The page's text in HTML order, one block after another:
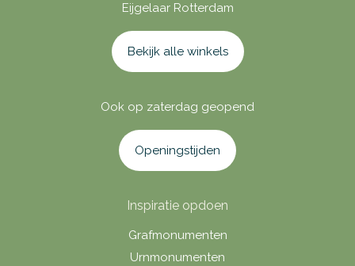
Eijgelaar Rotterdam
Bekijk alle winkels
Ook op zaterdag geopend
Openingstijden
Inspiratie opdoen
Grafmonumenten
Urnmonumenten